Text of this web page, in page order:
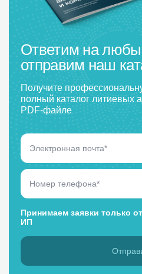
Ответим на
отправим наш
Получите
полный каталог литиевых
PDF-файле
Принимаем заявки только
ИП